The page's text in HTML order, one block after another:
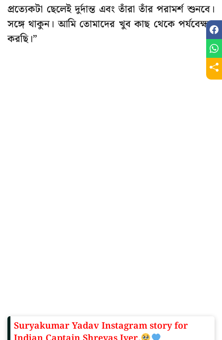
প্রত্যেকটা ছেলেই দুর্দান্ত এবং তাঁরা তাঁর পরামর্শ শুনবে।
সঙ্গে থাকুন। আমি তোমাদের খুব কাছ থেকে পর্যবেক্ষণ
করছি।”
Suryakumar Yadav Instagram story for